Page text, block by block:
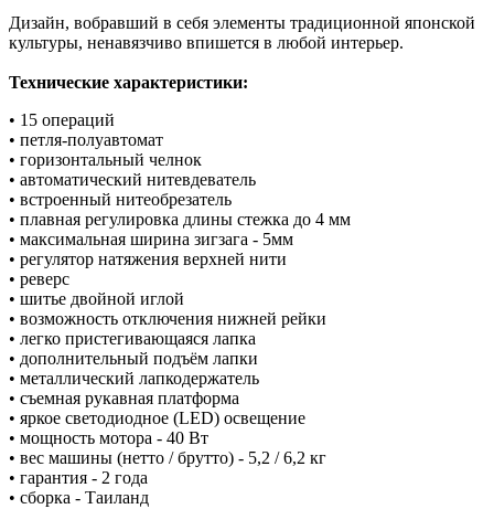
Дизайн, вобравший в себя элементы традиционной японской
культуры, ненавязчиво впишется в любой интерьер.
Технические характеристики:
• 15 операций
• петля-полуавтомат
• горизонтальный челнок
• автоматический нитевдеватель
• встроенный нитеобрезатель
• плавная регулировка длины стежка до 4 мм
• максимальная ширина зигзага - 5мм
• регулятор натяжения верхней нити
• реверс
• шитье двойной иглой
• возможность отключения нижней рейки
• легко пристегивающаяся лапка
• дополнительный подъём лапки
• металлический лапкодержатель
• съемная рукавная платформа
• яркое светодиодное (LED) освещение
• мощность мотора - 40 Вт
• вес машины (нетто / брутто) - 5,2 / 6,2 кг
• гарантия - 2 года
• сборка - Таиланд